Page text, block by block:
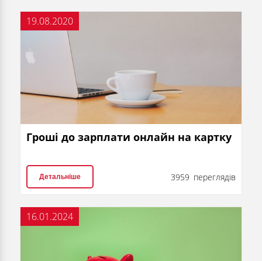
19.08.2020
Гроші до зарплати онлайн на картку
Детальніше 3959 переглядів
16.01.2024